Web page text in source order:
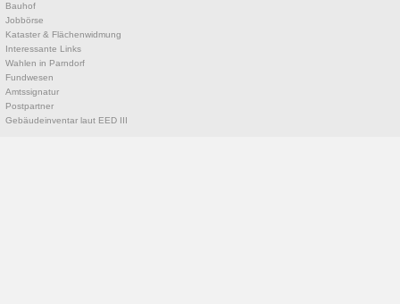
Bauhof
Jobbörse
Kataster & Flächenwidmung
Interessante Links
Wahlen in Parndorf
Fundwesen
Amtssignatur
Postpartner
Gebäudeinventar laut EED III